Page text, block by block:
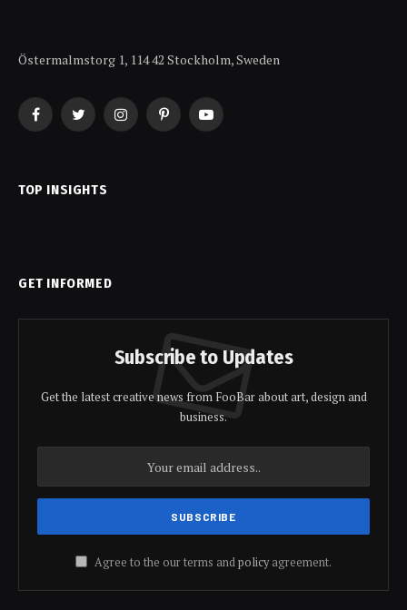
Östermalmstorg 1, 114 42 Stockholm, Sweden
FacebookTwitterInstagramPinterestYouTube
TOP INSIGHTS
GET INFORMED
Subscribe to Updates
Get the latest creative news from FooBar about art, design and
business.
Agree to the our terms andpolicyagreement.